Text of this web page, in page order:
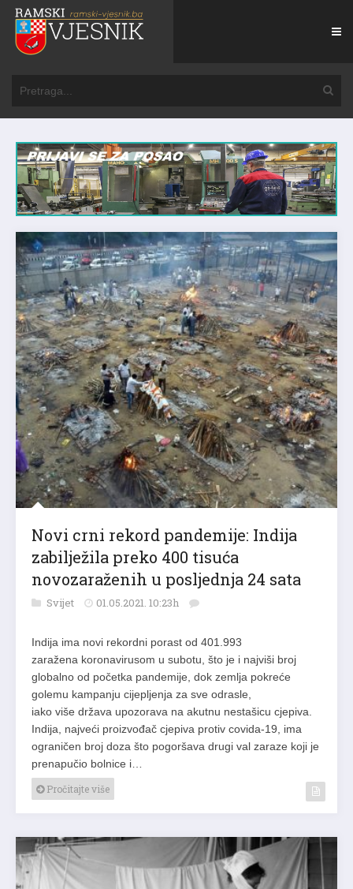
Novi crni rekord pandemije: Indija
zabilježila preko 400 tisuća
novozaraženih u posljednja 24 sata
Svijet 01.05.2021. 10:23h
Indija ima novi rekordni porast od 401.993
zaražena koronavirusom u subotu, što je i najviši broj
globalno od početka pandemije, dok zemlja pokreće
golemu kampanju cijepljenja za sve odrasle,
iako više država upozorava na akutnu nestašicu cjepiva.
Indija, najveći proizvođač cjepiva protiv covida-19, ima
ograničen broj doza što pogoršava drugi val zaraze koji je
prenapučio bolnice i…
Pročitajte više